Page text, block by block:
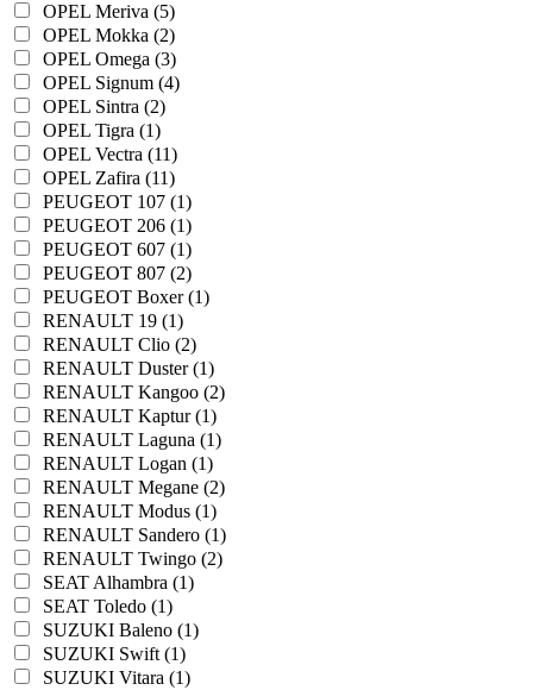
OPEL Meriva (5)
OPEL Mokka (2)
OPEL Omega (3)
OPEL Signum (4)
OPEL Sintra (2)
OPEL Tigra (1)
OPEL Vectra (11)
OPEL Zafira (11)
PEUGEOT 107 (1)
PEUGEOT 206 (1)
PEUGEOT 607 (1)
PEUGEOT 807 (2)
PEUGEOT Boxer (1)
RENAULT 19 (1)
RENAULT Clio (2)
RENAULT Duster (1)
RENAULT Kangoo (2)
RENAULT Kaptur (1)
RENAULT Laguna (1)
RENAULT Logan (1)
RENAULT Megane (2)
RENAULT Modus (1)
RENAULT Sandero (1)
RENAULT Twingo (2)
SEAT Alhambra (1)
SEAT Toledo (1)
SUZUKI Baleno (1)
SUZUKI Swift (1)
SUZUKI Vitara (1)